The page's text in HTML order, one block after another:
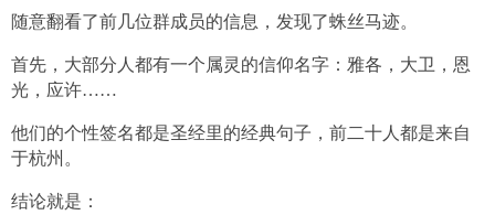
随意翻看了前几位群成员的信息，发现了蛛丝马迹。
首先，大部分人都有一个属灵的信仰名字：雅各，大卫，恩
光，应许……
他们的个性签名都是圣经里的经典句子，前二十人都是来自
于杭州。
结论就是：